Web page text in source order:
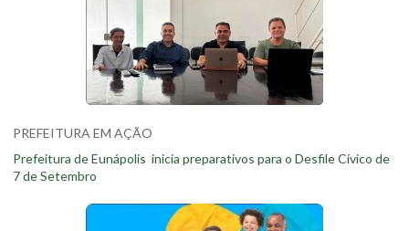
PREFEITURA EM AÇÃO
Prefeitura de Eunápolis inicia preparativos para o Desfile Cívico de
7 de Setembro